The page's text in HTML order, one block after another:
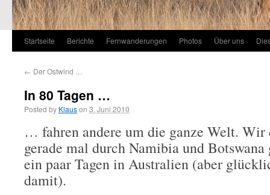
Startseite Berichte Fernwanderungen Photos Über uns
← Der Ostwind …
In 80 Tagen …
Posted by Klauson 3. Juni 2010
… fahren andere um die ganze Welt. Wir
gerade mal durch Namibia und
ein paar Tagen in Australien (aber
damit).